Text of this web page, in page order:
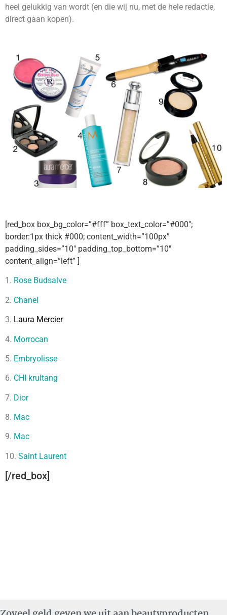
heel gelukkig van wordt (en die wij nu, met de hele redactie,
direct gaan kopen).
[red_box box_bg_color=”#fff” box_text_color=”#000″;
border:1px thick #000; content_width=”100px”
padding_sides=”10″ padding_top_bottom=”10″
content_align=”left” ]
1. Rose Budsalve
2. Chanel
3. Laura Mercier
4. Morrocan
5. Embryolisse
6. CHI krultang
7. Dior
8. Mac
9. Mac
10. Saint Laurent
[/red_box]